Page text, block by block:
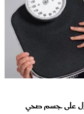
على جسم صحي